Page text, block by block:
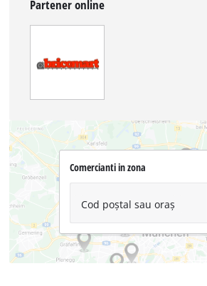
Partener online
Comercianti in zona
Cod poștal sau oraș